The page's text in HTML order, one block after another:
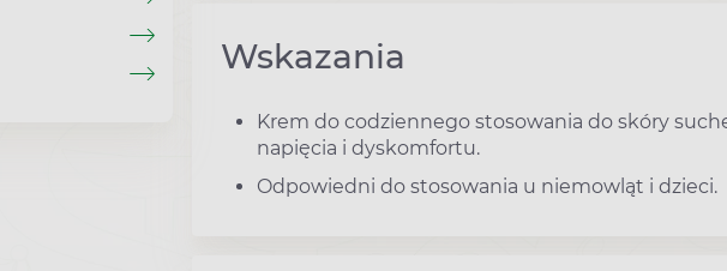
Wskazania
Krem do codziennego stosowania do skóry
napięcia i dyskomfortu.
Odpowiedni do stosowania u niemowląt i dzieci.